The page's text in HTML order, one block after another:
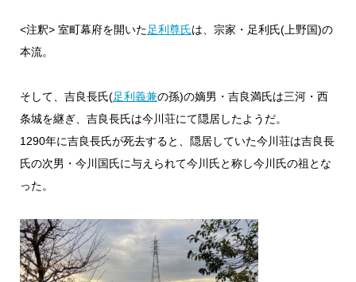
<注釈> 室町幕府を開いた足利尊氏は、宗家・足利氏(上野国)の
本流。
そして、吉良長氏(足利義兼の孫)の嫡男・吉良満氏は三河・西
条城を継ぎ、吉良長氏は今川荘にて隠居したようだ。
1290年に吉良長氏が死去すると、隠居していた今川荘は吉良長
氏の次男・今川国氏に与えられて今川氏と称し今川氏の祖とな
った。